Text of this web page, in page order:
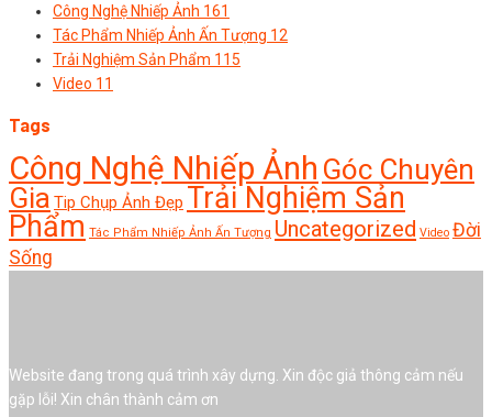
Công Nghệ Nhiếp Ảnh 161
Tác Phẩm Nhiếp Ảnh Ấn Tượng 12
Trải Nghiệm Sản Phẩm 115
Video 11
Tags
Công Nghệ Nhiếp Ảnh Góc Chuyên
Gia Tip Chụp Ảnh Đẹp Trải Nghiệm Sản
Phẩm Tác Phẩm Nhiếp Ảnh Ấn Tượng Uncategorized Video Đời
Sống
Website đang trong quá trình xây dựng. Xin độc giả thông cảm nếu
gặp lỗi! Xin chân thành cảm ơn